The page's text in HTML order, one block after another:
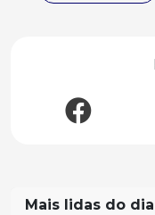
Mais lidas do dia